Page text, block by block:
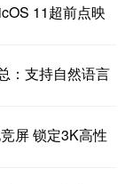
11超前点映
：支持自然语言
屏 锁定3K高性